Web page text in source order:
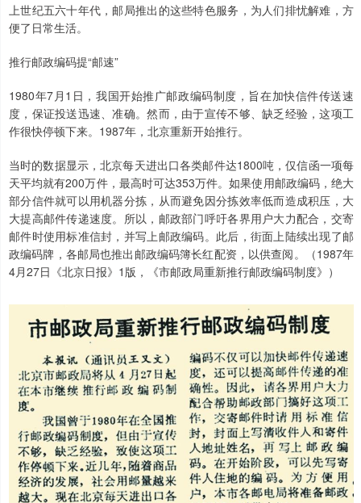
上世纪五六十年代，邮局推出的这些特色服务，为人们排忧解难，方
便了日常生活。
推行邮政编码提“邮速”
1980年7月1日，我国开始推广邮政编码制度，旨在加快信件传送速
度，保证投送迅速、准确。然而，由于宣传不够、缺乏经验，这项工
作很快停顿下来。1987年，北京重新开始推行。
当时的数据显示，北京每天进出口各类邮件达1800吨，仅信函一项每
天平均就有200万件，最高时可达353万件。如果使用邮政编码，绝大
部分信件就可以用机器分拣，从而避免因分拣效率低而造成积压，大
大提高邮件传递速度。所以，邮政部门呼吁各界用户大力配合，交寄
邮件时使用标准信封，并写上邮政编码。此后，街面上陆续出现了邮
政编码牌，各邮局也推出邮政编码簿长红配资，以供查阅。（1987年
4月27日《北京日报》1版，《市邮政局重新推行邮政编码制度》）